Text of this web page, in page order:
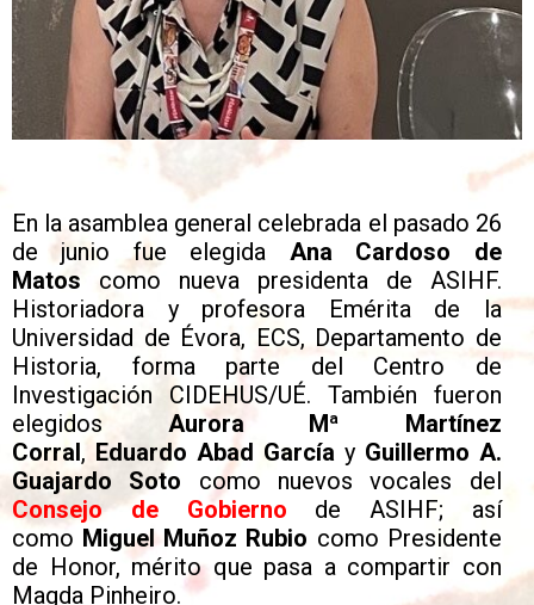
En la asamblea general celebrada el pasado 26
de junio fue elegida Ana Cardoso de
Matos como nueva presidenta de ASIHF.
Historiadora y profesora Emérita de la
Universidad de Évora, ECS, Departamento de
Historia, forma parte del Centro de
Investigación CIDEHUS/UÉ. También fueron
elegidos Aurora Mª Martínez
Corral, Eduardo Abad García y Guillermo A.
Guajardo Soto como nuevos vocales del
Consejo de Gobierno de ASIHF; así
como Miguel Muñoz Rubio como Presidente
de Honor, mérito que pasa a compartir con
Magda Pinheiro.